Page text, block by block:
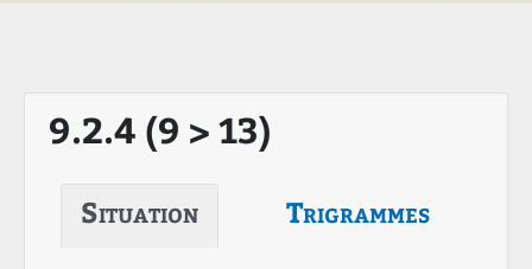
9.2.4 (9 > 13)
Situation Trigrammes